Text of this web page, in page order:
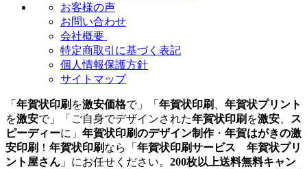
お客様の声
お問い合わせ
会社概要
特定商取引に基づく表記
個人情報保護方針
サイトマップ
「 年賀状印刷 を激安価格で」「 年賀状印刷
年賀状プリント
を激安で」「ご自身でデザインされた年賀状印刷 を激安
ス
ピーディーに」 年賀状印刷のデザイン制作・ 年賀はがきの激
安印刷 ！ 年賀状印刷 なら「 年賀状印刷サービス 年賀状プリ
ント屋さん 」にお任せください。 200枚以上送料無料キャン